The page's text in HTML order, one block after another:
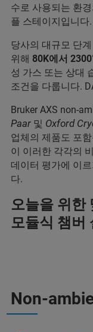
수로 사용되는 환
플 스테이지입니다.
당사의 대규모 단
위해 80K에서
성 가스 또는 상대
조건을 다룹니다.
Bruker AXS non-
Paar 및 Oxford
업체의 제품도 포
이 이러한 각각의
데이터 평가에 이
다.
오늘을 위한
모듈식 챔버
Non-